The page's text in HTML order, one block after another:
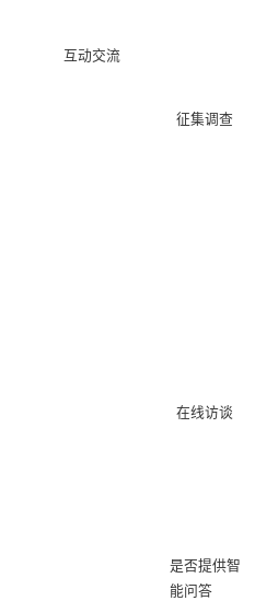
互动交流
征集调查
在线访谈
是否提供智
能问答